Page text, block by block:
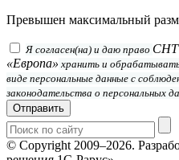
Превышен максимальный
Я согласен(на) и даю право СНТ
«Европа» хранить и
виде персональные данные с
законодательства о персональных
Отправить
© Copyright 2009–2026.